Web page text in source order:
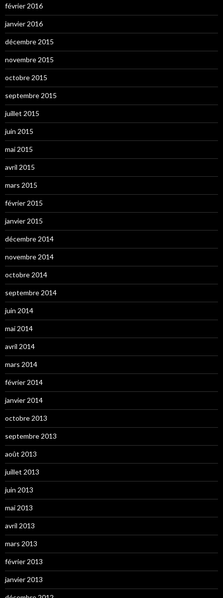
février 2016
janvier 2016
décembre 2015
novembre 2015
octobre 2015
septembre 2015
juillet 2015
juin 2015
mai 2015
avril 2015
mars 2015
février 2015
janvier 2015
décembre 2014
novembre 2014
octobre 2014
septembre 2014
juin 2014
mai 2014
avril 2014
mars 2014
février 2014
janvier 2014
octobre 2013
septembre 2013
août 2013
juillet 2013
juin 2013
mai 2013
avril 2013
mars 2013
février 2013
janvier 2013